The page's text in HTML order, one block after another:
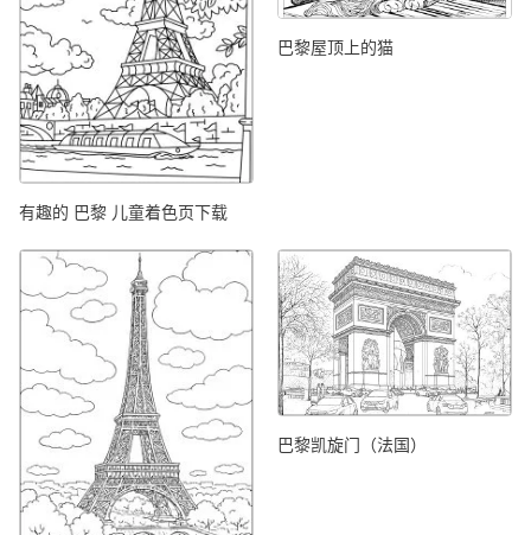
有趣的 巴黎 儿童着色页下载
巴黎屋顶上的猫
巴黎凯旋门（法国）